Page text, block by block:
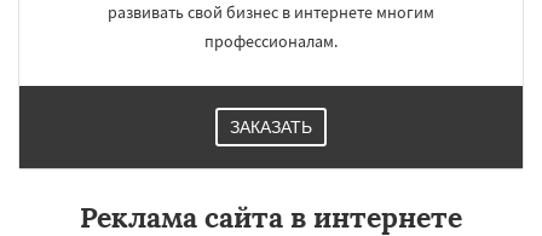
развивать свой бизнес в интернете многим
профессионалам.
ЗАКАЗАТЬ
Реклама сайта в интернете